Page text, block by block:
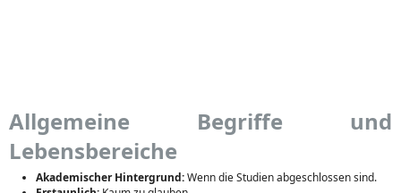
Allgemeine Begriffe und
Lebensbereiche
Akademischer Hintergrund:Wenn die Studien abgeschlossen sind.